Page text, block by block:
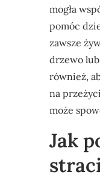
mogła
pomóc
zawsze
drzewo
również,
na
może
Jak